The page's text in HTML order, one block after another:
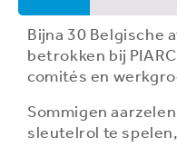
Bijna 30 Belgische
betrokken bij
comités en
Sommigen
sleutelrol te